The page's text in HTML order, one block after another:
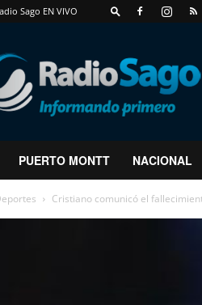
Sago EN VIVO
PUERTO MONTT NACIONAL
Cristiano comunicó el